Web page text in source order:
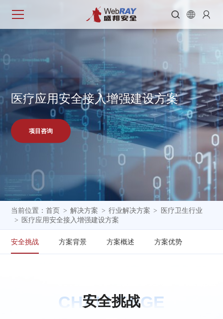
  
医疗应用安全接入增强建设方案
项目咨询
当前位置：首页 > 解决方案 > 行业解决方案 > 医疗卫生行业
> 医疗应用安全接入增强建设方案
安全挑战 方案背景 方案概述 方案优势
CHALLENGE
安全挑战